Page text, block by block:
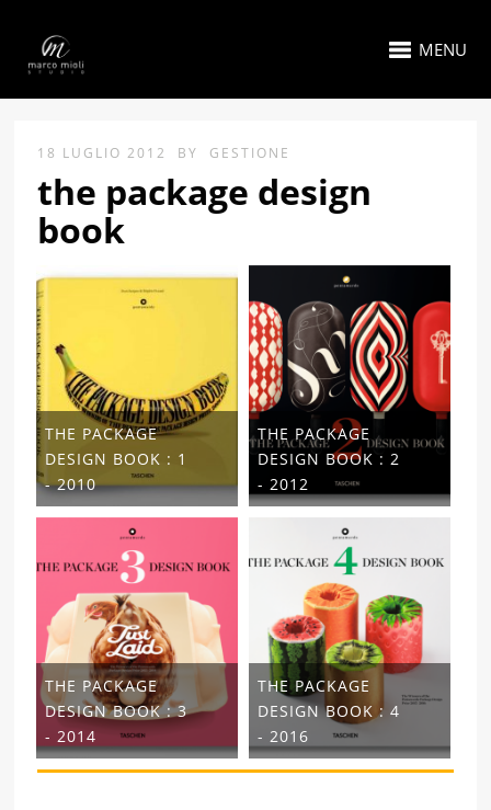
MENU
18 LUGLIO 2012 BY GESTIONE
the package design
book
THE PACKAGE
DESIGN BOOK : 1
- 2010
THE PACKAGE
DESIGN BOOK : 2
- 2012
THE PACKAGE
DESIGN BOOK : 3
- 2014
THE PACKAGE
DESIGN BOOK : 4
- 2016